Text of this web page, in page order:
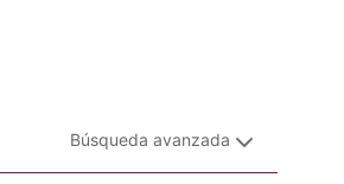
Búsqueda avanzada